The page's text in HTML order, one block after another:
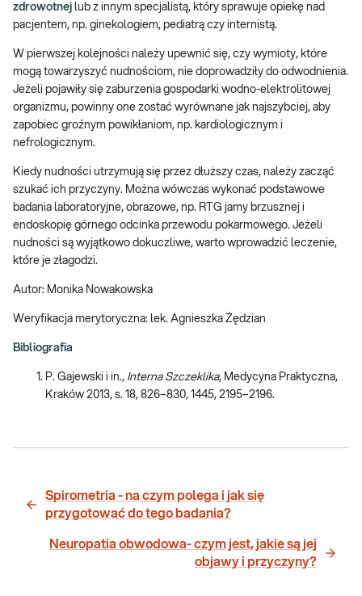
zdrowotnej lub z innym specjalistą, który sprawuje opiekę nad
pacjentem, np. ginekologiem, pediatrą czy internistą.
W pierwszej kolejności należy upewnić się, czy wymioty, które
mogą towarzyszyć nudnościom, nie doprowadziły do odwodnienia.
Jeżeli pojawiły się zaburzenia gospodarki wodno-elektrolitowej
organizmu, powinny one zostać wyrównane jak najszybciej, aby
zapobiec groźnym powikłaniom, np. kardiologicznym i
nefrologicznym.
Kiedy nudności utrzymują się przez dłuższy czas, należy zacząć
szukać ich przyczyny. Można wówczas wykonać podstawowe
badania laboratoryjne, obrazowe, np. RTG jamy brzusznej i
endoskopię górnego odcinka przewodu pokarmowego. Jeżeli
nudności są wyjątkowo dokuczliwe, warto wprowadzić leczenie,
które je złagodzi.
Autor: Monika Nowakowska
Weryfikacja merytoryczna: lek. Agnieszka Żędzian
Bibliografia
P. Gajewski i in., Interna Szczeklika, Medycyna Praktyczna,
Kraków 2013, s. 18, 826–830, 1445, 2195–2196.
Spirometria - na czym polega i jak się
przygotować do tego badania?
Neuropatia obwodowa- czym jest, jakie są jej
objawy i przyczyny?